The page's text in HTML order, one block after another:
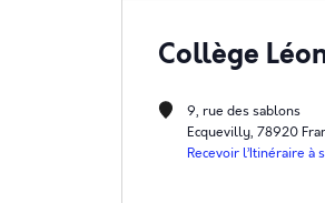
Collège
9, rue des sablons
Ecquevilly, 78920
Recevoir l’Itinéraire à